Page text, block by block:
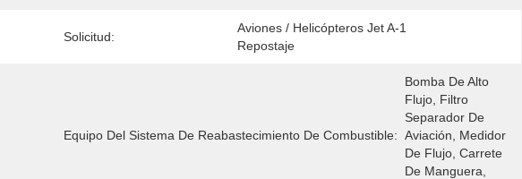
Solicitud:
Aviones / Helicópteros Jet A-1
Repostaje
Equipo Del Sistema De Reabastecimiento De Combustible:
Bomba De Alto
Flujo, Filtro
Separador De
Aviación, Medidor
De Flujo, Carrete
De Manguera,